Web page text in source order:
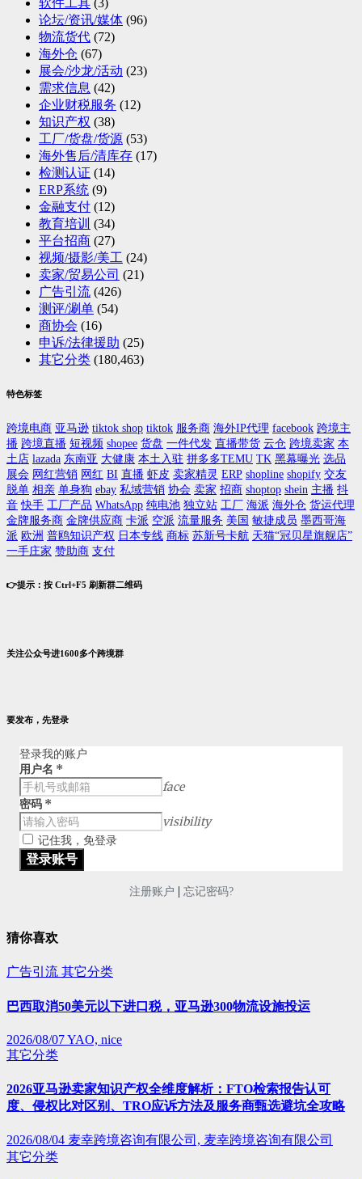
软件工具 (3)
论坛/资讯/媒体 (96)
物流货代 (72)
海外仓 (67)
展会/沙龙/活动 (23)
需求信息 (42)
企业财税服务 (12)
知识产权 (38)
工厂/货盘/货源 (53)
海外售后/清库存 (17)
检测认证 (14)
ERP系统 (9)
金融支付 (12)
教育培训 (34)
平台招商 (27)
视频/摄影/美工 (24)
卖家/贸易公司 (21)
广告引流 (426)
测评/涮单 (54)
商协会 (16)
申诉/法律援助 (25)
其它分类 (180,463)
特色标签
跨境电商 亚马逊 tiktok shop tiktok 服务商 海外IP代理 facebook 跨境主
播 跨境直播 短视频 shopee 货盘 一件代发 直播带货 云仓 跨境卖家 本
土店 lazada 东南亚 大健康 本土入驻 拼多多TEMU TK 黑幕曝光 选品
展会 网红营销 网红 BI 直播 虾皮 卖家精灵 ERP shopline shopify 交友
脱单 相亲 单身狗 ebay 私域营销 协会 卖家 招商 shoptop shein 主播 抖
音 快手 工厂产品 WhatsApp 纯电池 独立站 工厂 海派 海外仓 货运代理
金牌服务商 金牌供应商 卡派 空派 流量服务 美国 敏捷成员 墨西哥海
派 欧洲 普鸥知识产权 日本专线 商标 苏新号卡航 天猫“冠贝星旗舰店”
一手庄家 赞助商 支付
👉提示：按 Ctrl+F5 刷新群二维码
关注公众号进1600多个跨境群
要发布，先登录
登录我的账户
用户名 *
face
密码 *
visibility
记住我，免登录
注册账户 | 忘记密码?
猜你喜欢
广告引流 其它分类
巴西取消50美元以下进口税，亚马逊300物流设施投运
2026/08/07YAO, nice
其它分类
2026亚马逊卖家知识产权全维度解析：FTO检索报告认可
度、侵权比对区别、TRO应诉方法及服务商甄选避坑全攻略
2026/08/04 麦幸跨境咨询有限公司, 麦幸跨境咨询有限公司
其它分类